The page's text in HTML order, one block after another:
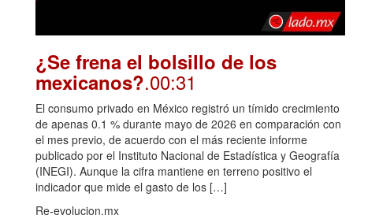
¿Se frena el bolsillo de los
mexicanos?.00:31
El consumo privado en México registró un tímido crecimiento
de apenas 0.1 % durante mayo de 2026 en comparación con
el mes previo, de acuerdo con el más reciente informe
publicado por el Instituto Nacional de Estadística y Geografía
(INEGI). Aunque la cifra mantiene en terreno positivo el
indicador que mide el gasto de los […]
Re-evolucion.mx